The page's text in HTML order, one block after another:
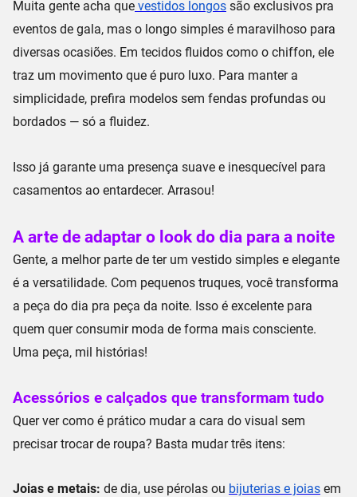
Muita gente acha que vestidos longos são exclusivos pra
eventos de gala, mas o longo simples é maravilhoso para
diversas ocasiões. Em tecidos fluidos como o chiffon, ele
traz um movimento que é puro luxo. Para manter a
simplicidade, prefira modelos sem fendas profundas ou
bordados — só a fluidez.
Isso já garante uma presença suave e inesquecível para
casamentos ao entardecer. Arrasou!
A arte de adaptar o look do dia para a noite
Gente, a melhor parte de ter um vestido simples e elegante
é a versatilidade. Com pequenos truques, você transforma
a peça do dia pra peça da noite. Isso é excelente para
quem quer consumir moda de forma mais consciente.
Uma peça, mil histórias!
Acessórios e calçados que transformam tudo
Quer ver como é prático mudar a cara do visual sem
precisar trocar de roupa? Basta mudar três itens:
Joias e metais: de dia, use pérolas ou bijuterias e joias em